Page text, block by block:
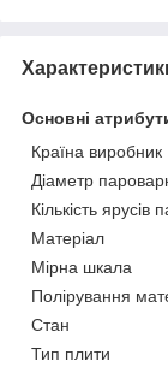
Основні
Країна виробник
Діаметр
Кількість ярусів
Матеріал
Мірна шкала
Полірування
Стан
Тип плити